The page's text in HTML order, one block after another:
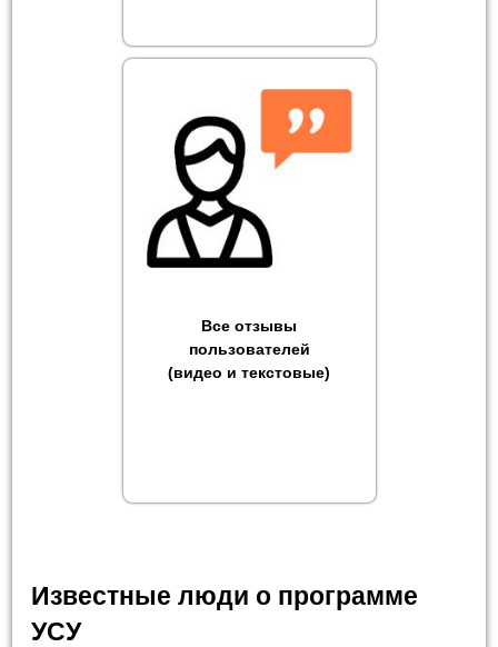
Все отзывы
пользователей
(видео и текстовые)
Известные люди о программе
УСУ